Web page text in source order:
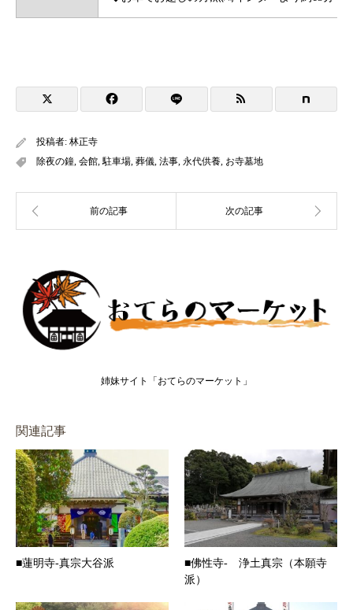
投稿者: 林正寺
除夜の鐘, 会館,駐車場, 葬儀, 法事, 永代供養, お寺墓地
姉妹サイト「おてらのマーケット」
関連記事
■蓮明寺-真宗大谷派
■佛性寺- 浄土真宗（本願寺
派）